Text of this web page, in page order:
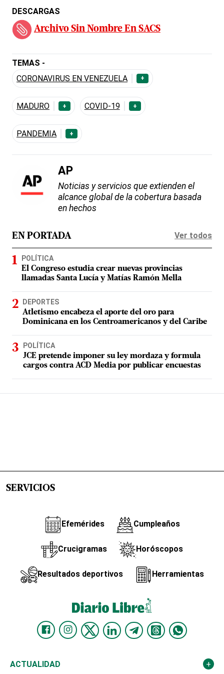
DESCARGAS
Archivo Sin Nombre En SACS
TEMAS -
CORONAVIRUS EN VENEZUELA
+
MADURO + COVID-19 +
PANDEMIA +
AP
Noticias y servicios que extienden el
alcance global de la cobertura basada
en hechos
EN PORTADA Ver todos
POLÍTICA
El Congreso estudia crear nuevas provincias
llamadas Santa Lucía y Matías Ramón Mella
DEPORTES
Atletismo encabeza el aporte del oro para
Dominicana en los Centroamericanos y del Caribe
POLÍTICA
JCE pretende imponer su ley mordaza y formula
cargos contra ACD Media por publicar encuestas
SERVICIOS
Efemérides Cumpleaños
Crucigramas Horóscopos
Resultados deportivos Herramientas
ACTUALIDAD